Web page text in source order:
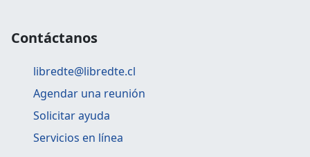
Contáctanos
libredte@libredte.cl
Agendar una reunión
Solicitar ayuda
Servicios en línea